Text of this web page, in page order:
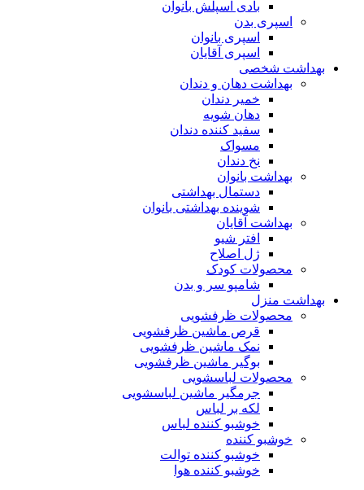
بادی اسپلش بانوان
اسپری بدن
اسپری بانوان
اسپری آقایان
بهداشت شخصی
بهداشت دهان و دندان
خمیر دندان
دهان شویه
سفید کننده دندان
مسواک
نخ دندان
بهداشت بانوان
دستمال بهداشتی
شوینده بهداشتی بانوان
بهداشت آقایان
افتر شیو
ژل اصلاح
محصولات کودک
شامپو سر و بدن
بهداشت منزل
محصولات ظرفشویی
قرص ماشین ظرفشویی
نمک ماشین ظرفشویی
بوگیر ماشین ظرفشویی
محصولات لباسشویی
جرمگیر ماشین لباسشویی
لکه بر لباس
خوشبو کننده لباس
خوشبو کننده
خوشبو کننده توالت
خوشبو کننده هوا